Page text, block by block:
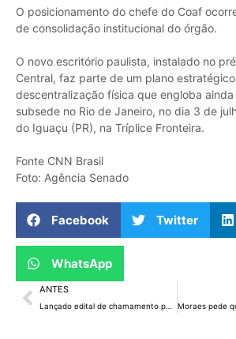
O posicionamento do chefe do Coaf
de consolidação institucional do órgão.
O novo escritório paulista, instalado no
Central, faz parte de um plano
descentralização física que engloba
subsede no Rio de Janeiro, no dia 3 de
do Iguaçu (PR), na Tríplice Fronteira.
Fonte CNN Brasil
Foto: Agência Senado
Facebook Twitter
WhatsApp
ANTES